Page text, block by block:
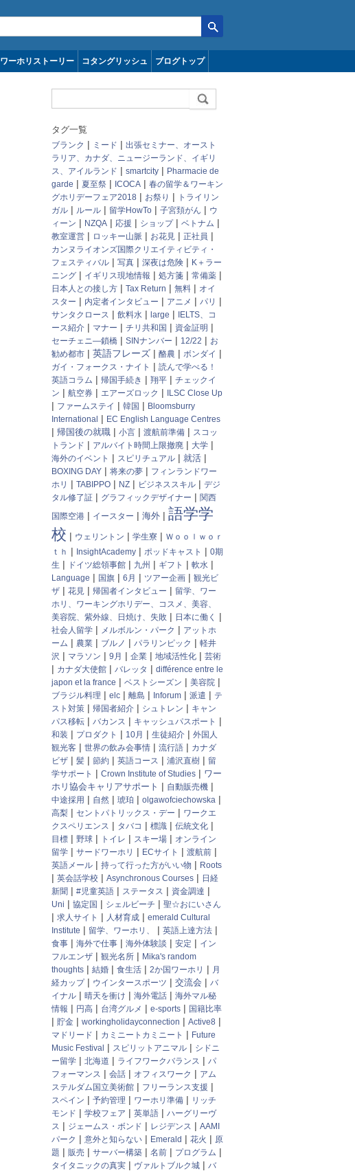
ワーホリストーリー コタングリッシュ ブログトップ
タグ一覧
ブランク | ミード | 出張セミナー、オースト
ラリア、カナダ、ニュージーランド、イギリ
ス、アイルランド | smartcity | Pharmacie de
garde | 夏至祭 | ICOCA | 春の留学＆ワーキン
グホリデーフェア2018 | お祭り |
トライリン
ガル | ルール | 留学HowTo | 子宮頚がん | ウ
ィーン | NZQA | 応援 | ショップ| ベトナム |
教室運営 | ロッキー山脈 | お花見 | 正社員 |
カンヌライオンズ国際クリエイティビティ・
フェスティバル | 写真 | 深夜は危険 | K＋ラー
ニング | イギリス現地情報 | 処方箋 | 常備薬 |
日本人との接し方 | Tax Return | 無料 | オイ
スター | 内定者インタビュー | アニメ | パリ |
サンタクロース | 飲料水 | large |
IELTS、コ
ース紹介 | マナー | チリ共和国 | 資金証明 |
セーチェニ―鎖橋 | SINナンバー | 12/22 | お
勧め都市 | 英語フレーズ | 酪農 | ボンダイ |
ガイ・フォークス・ナイト | 読んで学べる！
英語コラム | 帰国手続き | 翔平 | チェックイ
ン | 航空券 | エアーズロック | ILSC Close Up
| ファームステイ | 韓国 | Bloomsburry
International | EC English Language Centres
| 帰国後の就職 | 小言 | 渡航前準備 | スコッ
トランド | アルバイト時間上限撤廃 | 大学 |
海外のイベント | スピリチュアル | 就活 |
BOXING DAY | 将来の夢 | フィンランドワー
ホリ | TABIPPO | NZ | ビジネススキル | デジ
タル修了証 | グラフィックデザイナー | 関西
国際空港 | イースター | 海外 | 語学学
校 | ウェリントン | 学生寮 | Ｗｏｏｌｗｏｒ
ｔｈ | InsightAcademy | ポッドキャスト | 0期
生 | ドイツ総領事館 | 九州 | ギフト | 軟水 |
Language | 国旗 | 6月 | ツアー企画 | 観光ビ
ザ | 花見 | 帰国者インタビュー | 留学、ワー
ホリ、ワーキングホリデー、コスメ、美容、
美容院、紫外線、日焼け、失敗 | 日本に働く |
社会人留学 | メルボルン・パーク | アットホ
ーム | 農業 | ブルノ | パラリンピック | 軽井
沢 | マラソン | 9月 | 企業 | 地域活性化 | 芸術
| カナダ大使館 | バレッタ | différence entre le
japon et la france | ベストシーズン | 美容院 |
ブラジル料理 | elc | 離島 | Inforum | 派遣 | テ
スト対策 | 帰国者紹介 | シュトレン | キャン
パス移転 | バカンス | キャッシュパスポート |
和装 | プロダクト | 10月 | 生徒紹介 | 外国人
観光客 | 世界の飲み会事情 | 流行語 | カナダ
ビザ | 髪 | 節約 | 英語コース | 浦沢直樹 | 留
学サポート | Crown Institute of Studies | ワー
ホリ協会キャリアサポート | 自動販売機 |
中途採用 | 自然 | 琥珀 | olgawofciechowska |
高梨 | セントパトリックス・デー | ワークエ
クスペリエンス | タバコ | 標識 | 伝統文化 |
目標 | 野球 | トイレ | スキー場 | オンライン
留学 | サードワーホリ | ECサイト | 渡航前 |
英語メール | 持って行った方がいい物 | Roots
| 英会話学校 | Asynchronous Courses | 日経
新聞 | #児童英語 | ステータス | 資金調達 |
Uni | 協定国 | シェルビーチ | 聖☆おにいさん
| 求人サイト | 人材育成 | emerald Cultural
Institute | 留学、ワーホリ、 | 英語上達方法 |
食事 | 海外で仕事 | 海外体験談 | 安定 | イン
フルエンザ | 観光名所 | Mika's random
thoughts | 結婚 | 食生活 | 2か国ワーホリ | 月
経カップ| ウインタースポーツ | 交流会 | バ
イナル | 晴天を衝け | 海外電話 | 海外マル秘
情報 | 円高 | 台湾グルメ | e-sports | 国籍比率
| 貯金 | workingholidayconnection | Active8 |
マドリード | カミニートカミニート | Future
Music Festival | スピリットアニマル | シドニ
ー留学 | 北海道 | ライフワークバランス | パ
フォーマンス | 会話 | オフィスワーク | アム
ステルダム国立美術館 | フリーランス支援 |
スペイン | 予約管理 | ワーホリ準備 | リッチ
モンド | 学校フェア | 英単語 | ハーグリーヴ
ス | ジェームス・ボンド | レジデンス | AAMI
パーク | 意外と知らない | Emerald | 花火 | 原
題 | 販売 | サーバー構築 | 名前 | プログラム |
タイタニックの真実 | ヴァルトブルク城 | バ